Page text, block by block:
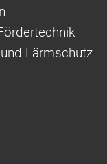
Lärmschutz